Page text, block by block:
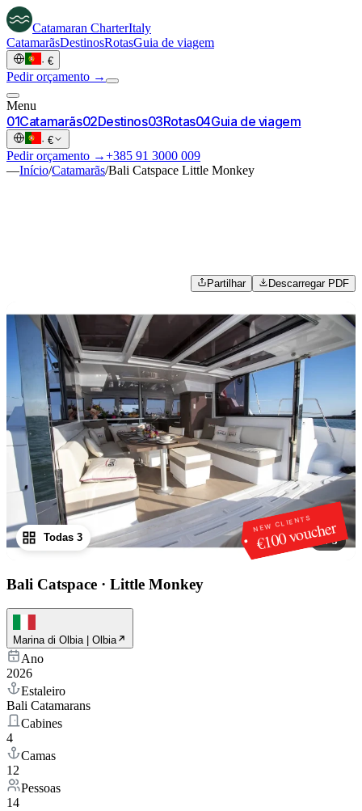
Catamaran CharterItaly
CatamarãsDestinosRotasGuia de viagem
· €
Pedir orçamento →
Menu
01Catamarãs02Destinos03Rotas04Guia de viagem
· €
Pedir orçamento →+385 91 3000 009
—Início/Catamarãs/Bali Catspace Little Monkey
Partilhar Descarregar PDF
NEW CLIENTS
€100 voucher
1 /3
Todas 3
Bali Catspace · Little Monkey
Marina di Olbia | Olbia
Ano
2026
Estaleiro
Bali Catamarans
Cabines
4
Camas
12
Pessoas
14